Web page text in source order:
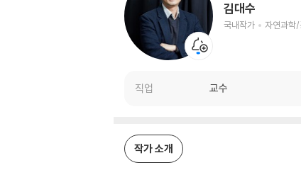
김대수
국내작가 자연과학
직업 교수
작가 소개